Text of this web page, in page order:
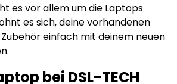
es vor allem um die Laptops
es sich, deine vorhandenen
einfach mit deinem neuen
bei DSL-TECH